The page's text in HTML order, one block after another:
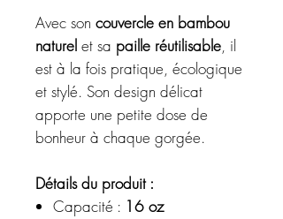
Avec son couvercle en bambou
naturel et sa paille réutilisable, il
est à la fois pratique, écologique
et stylé. Son design délicat
apporte une petite dose de
bonheur à chaque gorgée.
Détails du produit :
Capacité : 16 oz